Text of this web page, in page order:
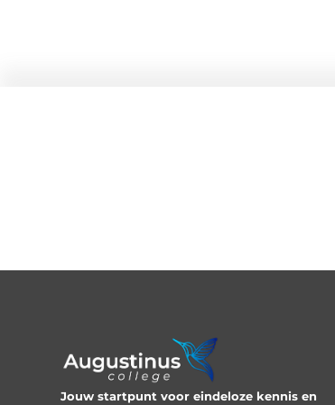
Jouw startpunt voor eindeloze kennis en